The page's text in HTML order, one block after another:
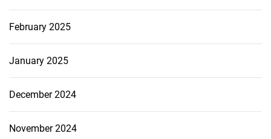
February 2025
January 2025
December 2024
November 2024